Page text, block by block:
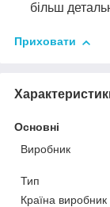
більш
Приховати
Основні
Виробник
Тип
Країна виробник